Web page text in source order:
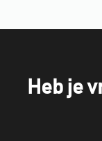
Heb je